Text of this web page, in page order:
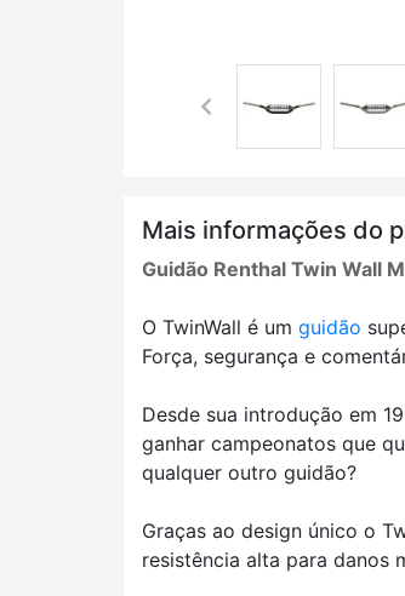
Mais informações do
Guidão Renthal Twin Wall
O TwinWall é um guidão
Força, segurança e
Desde sua introdução em
ganhar campeonatos que
qualquer outro guidão?
Graças ao design único o
resistência alta para danos